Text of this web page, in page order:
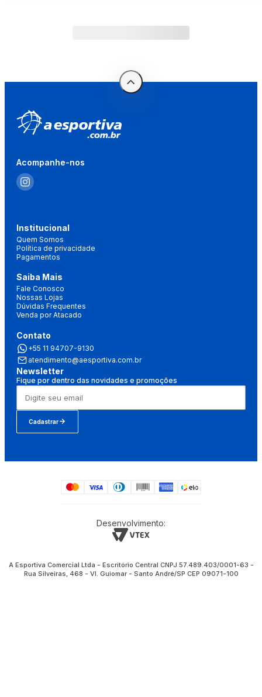
Acompanhe-nos
Institucional
Quem Somos
Política de privacidade
Pagamentos
Saiba Mais
Fale Conosco
Nossas Lojas
Dúvidas Frequentes
Venda por Atacado
Contato
+55 11 94707-9130
atendimento@aesportiva.com.br
Newsletter
Fique por dentro das novidades e promoções
Cadastrar
Desenvolvimento:
A Esportiva Comercial Ltda - Escritório Central CNPJ 57.489.403/0001-63 -
Rua Silveiras, 468 - Vl. Guiomar - Santo André/SP CEP 09071-100